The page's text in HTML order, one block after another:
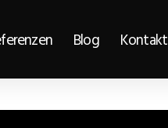
Blog Kontakt